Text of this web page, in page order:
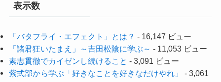
表示数
「バタフライ・エフェクト」とは？ - 16,147 ビュー
「諸君狂いたまえ」～吉田松陰に学ぶ～ - 11,053 ビュー
素志貫徹でカイゼンし続けること - 3,091 ビュー
紫式部から学ぶ「好きなことを好きなだけやれ」
- 3,061